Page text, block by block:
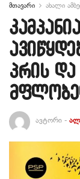
მთავარი ახალი
პრის
ავტორი -